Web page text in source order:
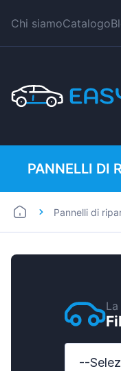
Chi siamoCatalogo
PANNELLI DI
Auto
Pannelli di
--